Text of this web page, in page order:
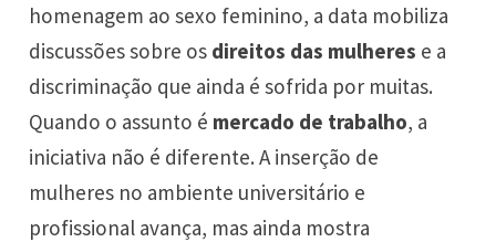
homenagem ao sexo feminino, a data mobiliza
discussões sobre os direitos das mulheres e a
discriminação que ainda é sofrida por muitas.
Quando o assunto é mercado de trabalho, a
iniciativa não é diferente. A inserção de
mulheres no ambiente universitário e
profissional avança, mas ainda mostra